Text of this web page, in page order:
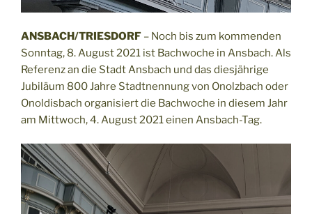
ANSBACH/TRIESDORF – Noch bis zum kommenden
Sonntag, 8. August 2021 ist Bachwoche in Ansbach. Als
Referenz an die Stadt Ansbach und das diesjährige
Jubiläum 800 Jahre Stadtnennung von Onolzbach oder
Onoldisbach organisiert die Bachwoche in diesem Jahr
am Mittwoch, 4. August 2021 einen Ansbach-Tag.